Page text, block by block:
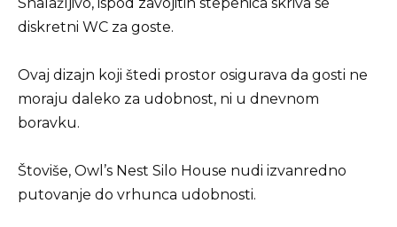
diskretni WC za goste.
Ovaj dizajn koji štedi prostor osigurava da gosti ne
moraju daleko za udobnost, ni u dnevnom
boravku.
Štoviše, Owl’s Nest Silo House nudi izvanredno
putovanje do vrhunca udobnosti.